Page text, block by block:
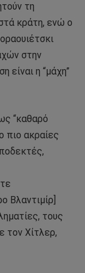
τη
κράτη, ενώ ο
στην
είναι η “μάχη”
“καθαρό
πιο ακραίες
Βλαντιμίρ]
τους
τον Χίτλερ,